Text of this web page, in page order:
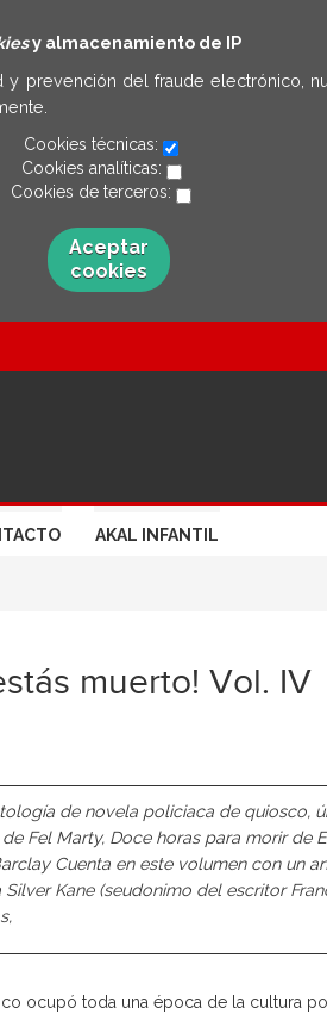
y almacenamiento de IP
prevención del fraude electrónico,
Cookies técnicas:
Cookies analíticas:
Cookies de terceros:
Aceptar
cookies
AKAL INFANTIL
muerto! Vol. IV
de novela policiaca de quiosco,
Fel Marty, Doce horas para morir de
Cuenta en este volumen con un
Kane (seudonimo del escritor
ocupó toda una época de la cultura